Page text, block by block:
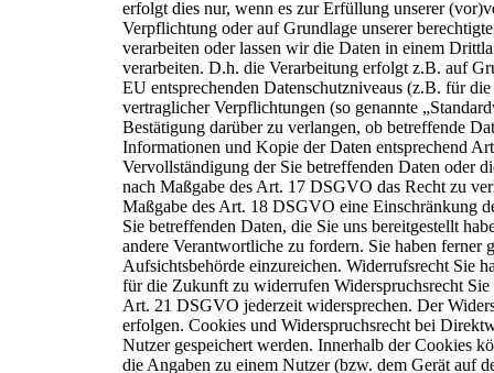
erfolgt dies nur, wenn es zur Erfüllung unserer
Verpflichtung oder auf Grundlage unserer
verarbeiten oder lassen wirdie Daten in einem
verarbeiten. D.h. die Verarbeitung erfolgt z.B. auf
EU entsprechenden Datenschutzniveaus (z.B. für
vertraglicher Verpflichtungen (so genannte
Bestätigung darüber zu verlangen, ob betreffende
Informationen und Kopie der Daten entsprechend
Vervollständigung der Sie betreffenden Daten oder
nach Maßgabe des Art. 17 DSGVO das Recht zu
Maßgabe des Art. 18 DSGVO eine Einschränkung
Sie betreffenden Daten, die Sie uns bereitgestellt
andere Verantwortliche zu fordern. Sie haben ferner
Aufsichtsbehörde einzureichen. Widerrufsrecht Sie
für die Zukunft zu widerrufen Widerspruchsrecht
Art. 21 DSGVO jederzeit widersprechen. Der
erfolgen. Cookies und Widerspruchsrecht bei
Nutzer gespeichert werden. Innerhalb der Cookies
die Angaben zu einem Nutzer (bzw. dem Gerät auf